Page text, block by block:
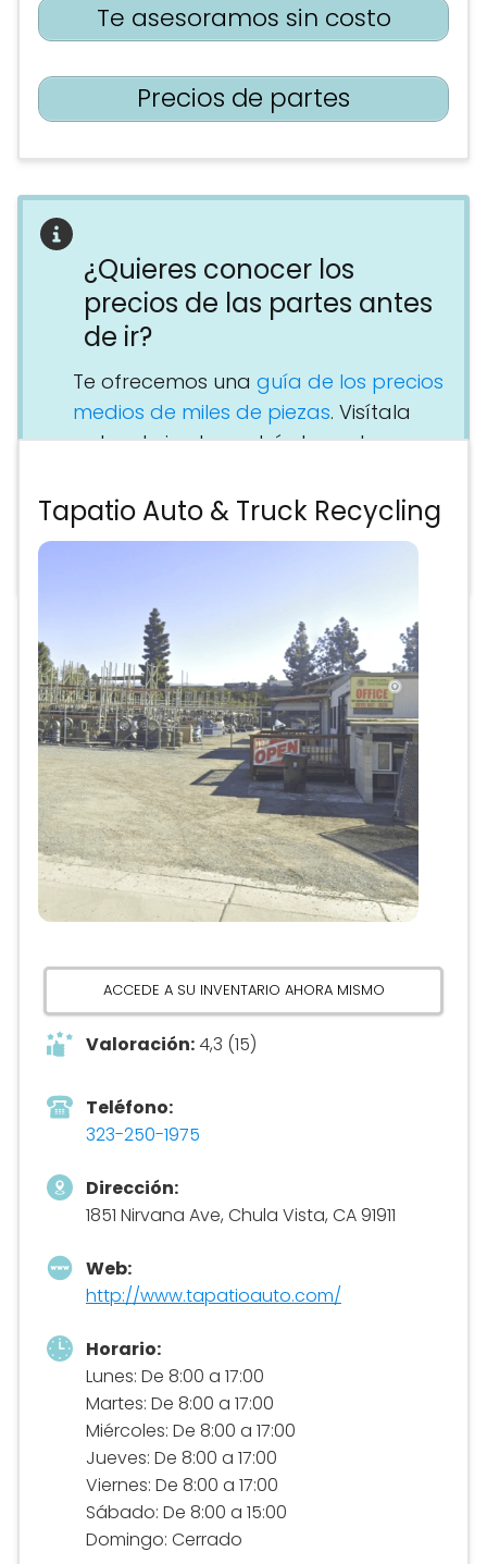
Te asesoramos sin costo
Precios de partes
¿Quieres conocer los
precios de las partes antes
de ir?
Te ofrecemos una guía de los precios
medios de miles de piezas. Visítala
antes de ir y te podrás hacerte una
reparación y planificar tu
presupuesto con tiempo.
Anuncio
Tapatio Auto & Truck Recycling
ACCEDE A SU INVENTARIO AHORA MISMO
Valoración:4,3 (15)
Teléfono:
323-250-1975
Dirección:
1851 Nirvana Ave, Chula Vista, CA 91911
Web:
http://www.tapatioauto.com/
Horario:
Lunes: De 8:00 a 17:00
Martes: De 8:00 a 17:00
Miércoles: De 8:00 a 17:00
Jueves: De 8:00 a 17:00
Viernes: De 8:00 a 17:00
Sábado: De 8:00 a 15:00
Domingo: Cerrado